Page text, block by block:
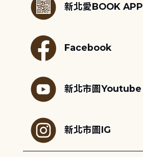
新北愛BOOK APP
Facebook
新北市圖Youtube
新北市圖IG